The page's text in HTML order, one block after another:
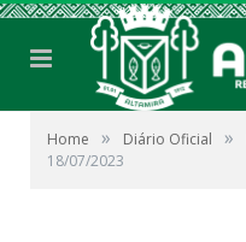
Home » Diário Oficial »
18/07/2023